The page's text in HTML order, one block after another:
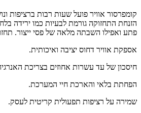
קומפרסור אוויר פועל שעות רבות ברציפות
הזנחת התחזוקה גורמת לבעיות כמו ירידה
פתע ואפילו השבתה מלאה של פסי ייצור.
אספקת אוויר דחוס יציבה ואיכותית.
חיסכון של עד עשרות אחוזים בצריכת
הפחתת בלאי והארכת חיי המערכת.
שמירה על רציפות תפעולית קריטית לעסק.